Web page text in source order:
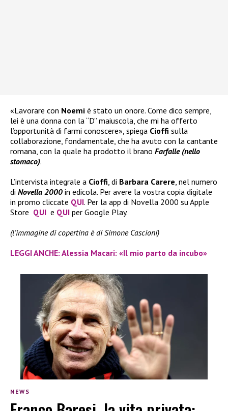
«Lavorare con Noemi è stato un onore. Come dico sempre,
lei è una donna con la “D” maiuscola, che mi ha offerto
l’opportunità di farmi conoscere», spiega Cioffi sulla
collaborazione, fondamentale, che ha avuto con la cantante
romana, con la quale ha prodotto il brano Farfalle (nello
stomaco).
L’intervista integrale a Cioffi, di Barbara Carere, nel numero
di Novella 2000 in edicola. Per avere la vostra copia digitale
in promo cliccate QUI. Per la app di Novella 2000 su Apple
Store QUI e QUI per Google Play.
(l’immagine di copertina è di Simone Cascioni)
LEGGI ANCHE: Alessia Macari: «Il mio parto da incubo»
NEWS